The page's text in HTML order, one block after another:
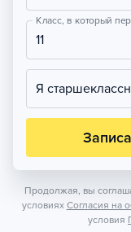
Класс, в который
11
Я
Продолжая, вы
условиях Согласия на
условия